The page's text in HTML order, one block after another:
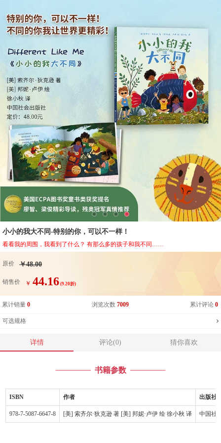
小小的我大不同-特别的你，可以不一样！
看看我的周围，我看到了什么？ 有那么多的孩子和我不同……
原价 ￥48.00
销售价 ￥ 44.16 (9.20折)
累计销量 0 浏览次数 7009 累计评论 0
可选规格
详情 评论(0) 猜你喜欢
书籍参数
ISBN 作者 出版社
978-7-5087-6647-8 [美] 索齐尔·狄克逊 著 [美] 邦妮·卢伊 绘 徐小秋 译 中国社